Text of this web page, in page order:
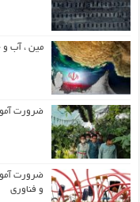
مین ، آب و
ضرورت
ضرورت
و فناوری